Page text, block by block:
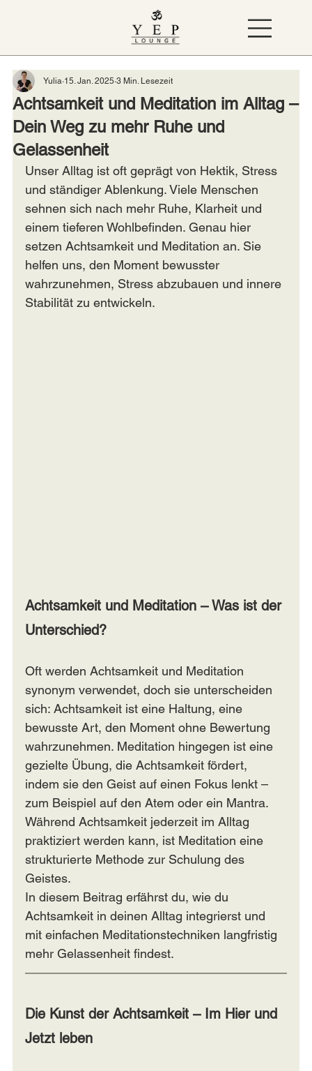
Achtsamkeit und Meditation im Alltag –
Dein Weg zu mehr Ruhe und
Gelassenheit
Yulia 15. Jan. 2025 3 Min. Lesezeit
Unser Alltag ist oft geprägt von Hektik, Stress
und ständiger Ablenkung. Viele Menschen
sehnen sich nach mehr Ruhe, Klarheit und
einem tieferen Wohlbefinden. Genau hier
setzen Achtsamkeit und Meditation an. Sie
helfen uns, den Moment bewusster
wahrzunehmen, Stress abzubauen und innere
Stabilität zu entwickeln.
Achtsamkeit und Meditation – Was ist der
Unterschied?
Oft werden Achtsamkeit und Meditation
synonym verwendet, doch sie unterscheiden
sich: Achtsamkeit ist eine Haltung, eine
bewusste Art, den Moment ohne Bewertung
wahrzunehmen. Meditation hingegen ist eine
gezielte Übung, die Achtsamkeit fördert,
indem sie den Geist auf einen Fokus lenkt –
zum Beispiel auf den Atem oder ein Mantra.
Während Achtsamkeit jederzeit im Alltag
praktiziert werden kann, ist Meditation eine
strukturierte Methode zur Schulung des
Geistes.
In diesem Beitrag erfährst du, wie du
Achtsamkeit in deinen Alltag integrierst und
mit einfachen Meditationstechniken langfristig
mehr Gelassenheit findest.
Die Kunst der Achtsamkeit – Im Hier und
Jetzt leben